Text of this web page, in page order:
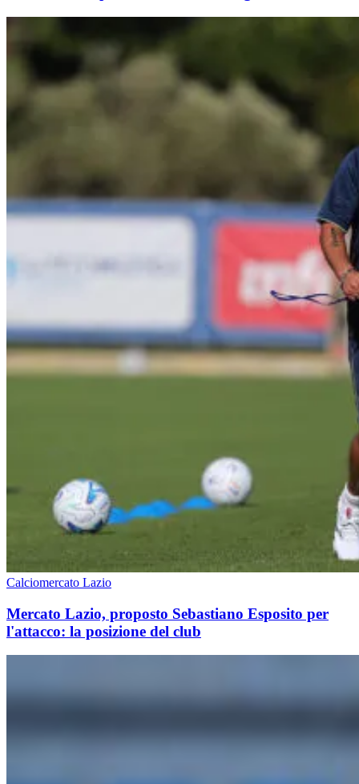
Calciomercato Lazio
Mercato Lazio, proposto Sebastiano Esposito per
l'attacco: la posizione del club